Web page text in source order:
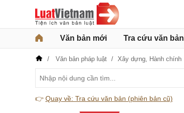
Văn bản mới Tra cứu văn bản
Văn bản pháp luật Xây dựng, Hành chính
👉 Quay về: Tra cứu văn bản (phiên bản cũ)